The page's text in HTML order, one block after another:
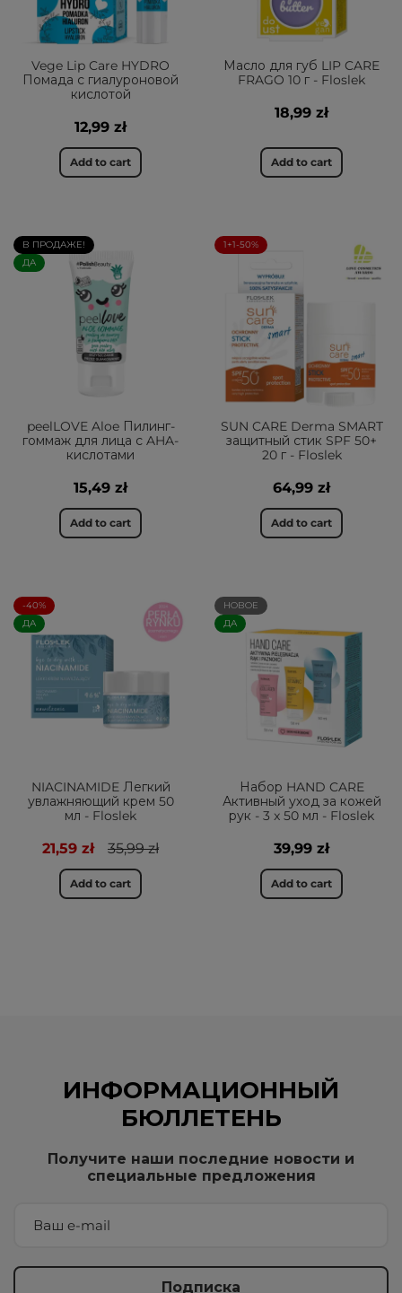
Vege Lip Care HYDRO
Помада с гиалуроновой
кислотой
12,99 zł
Add to cart
Масло для губ LIP CARE
FRAGO 10 г - Floslek
18,99 zł
Add to cart
В ПРОДАЖЕ!
ДА
peelLOVE Aloe Пилинг-
гоммаж для лица с AHA-
кислотами
15,49 zł
Add to cart
1+1-50%
SUN CARE Derma SMART
защитный стик SPF 50+
20 г - Floslek
64,99 zł
Add to cart
-40%
ДА
NIACINAMIDE Легкий
увлажняющий крем 50
мл - Floslek
21,59 zł 35,99 zł
Add to cart
НОВОЕ
ДА
Набор HAND CARE
Активный уход за кожей
рук - 3 x 50 мл - Floslek
39,99 zł
Add to cart
ИНФОРМАЦИОННЫЙ
БЮЛЛЕТЕНЬ
Получите наши последние новости и
специальные предложения